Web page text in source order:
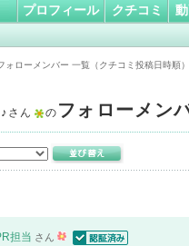
プロフィール クチコミ
ォローメンバー 一覧（クチコミ投稿日時順）
さん の フォローメン
担当 さん